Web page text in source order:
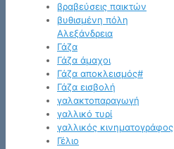
βραβεύσεις παικτών
βυθισμένη πόλη
Αλεξάνδρεια
Γάζα
Γάζα άμαχοι
Γάζα αποκλεισμός#
Γάζα εισβολή
γαλακτοπαραγωγή
γαλλικό τυρί
γαλλικός κινηματογράφος
Γέλιο